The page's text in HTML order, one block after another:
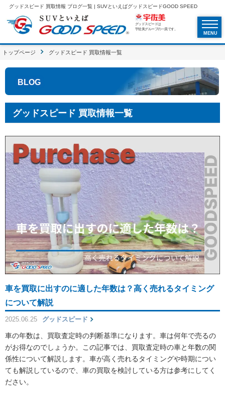
グッドスピード 買取情報 ブログ一覧 | SUVといえばグッドスピードGOOD SPEED
グッドスピードは
宇佐美グループの一員です。
MENU
トップページ グッドスピード 買取情報一覧
BLOG
グッドスピード 買取情報一覧
車を買取に出すのに適した年数は？高く売れるタイミング
について解説
2025.06.25 グッドスピード
車の年数は、買取査定時の判断基準になります。車は何年で売るの
がお得なのでしょうか。この記事では、買取査定時の車と年数の関
係性について解説します。車が高く売れるタイミングや時期につい
ても解説しているので、車の買取を検討している方は参考にしてく
ださい。